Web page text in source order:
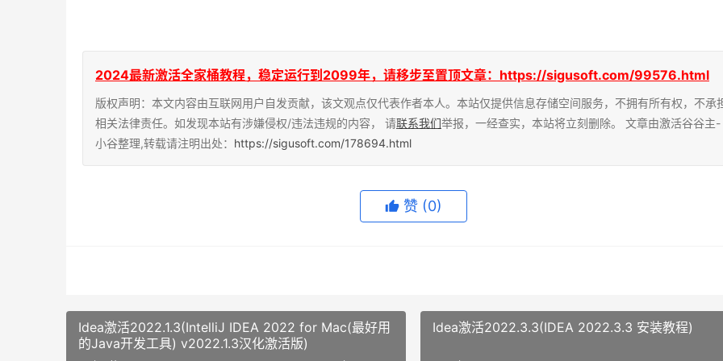
2024最新激活全家桶教程，稳定运行到2099年，请移步至置顶文章：https://sigusoft.com/99576.html
版权声明：本文内容由互联网用户自发贡献，该文观点仅代表作者本人。本站仅提供信息存储空间服务，不拥有所有权，不承
相关法律责任。如发现本站有涉嫌侵权/违法违规的内容， 请联系我们举报，一经查实，本站将立刻删除。 文章由激活谷谷主-
小谷整理,转载请注明出处： https://sigusoft.com/178694.html
赞 (0)
Idea激活2022.1.3(IntelliJ IDEA 2022 for Mac(最好用
的Java开发工具) v2022.1.3汉化激活版)
Idea激活2022.3.3(IDEA 2022.3.3 安装教程)